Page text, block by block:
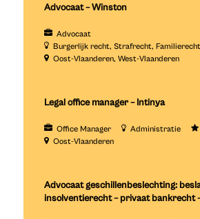
Advocaat – Winston
Advocaat
Burgerlijk recht Strafrecht Familierecht
Oost-Vlaanderen West-Vlaanderen
Legal office manager – Intinya
Office Manager Administratie
Oost-Vlaanderen
Advocaat geschillenbeslechting:
insolventierecht – privaat bankrecht